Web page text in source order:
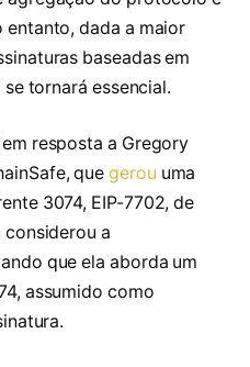
dada a maior
baseadas em
tornará essencial.
resposta a Gregory
quegerou uma
3074, EIP-7702, de
a
que ela aborda um
assumido como